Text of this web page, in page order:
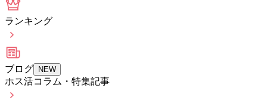
ランキング
ブログ NEW
ホス活コラム・特集記事